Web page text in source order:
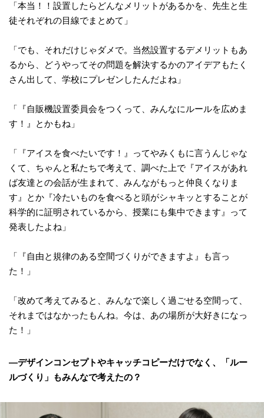
「本当！！設置したらどんなメリットがあるかを、先生と生
徒それぞれの目線でまとめて」
「でも、それだけじゃダメで。当然設置するデメリットもあ
るから、どうやってその問題を解決するかのアイデアもたく
さん出して、学校にプレゼンしたんだよね」
「『自販機設置委員会をつくって、みんなにルールを広めま
す！』とかもね」
「『アイスを食べたいです！』ってやみくもに言うんじゃな
くて、ちゃんと私たちで考えて、調べた上で『アイスがあれ
ば友達との会話が生まれて、みんながもっと仲良くなりま
す』とか『冷たいものを食べると頭がシャキッとすることが
科学的に証明されているから、授業にも集中できます』って
発表したよね」
「『自由と規律のある空間づくりができますよ』も言っ
た！」
「改めて考えてみると、みんなで楽しく過ごせる空間って、
それまではなかったもんね。今は、あの場所が大好きになっ
た！」
―デザインコンセプトやキャッチコピーだけでなく、「ルー
ルづくり」もみんなで考えたの？